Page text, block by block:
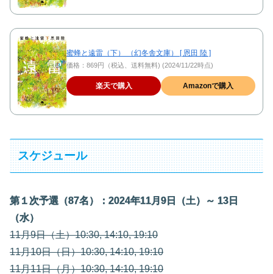
蜜蜂と遠雷（下） （幻冬舎文庫） [ 恩田 陸 ]
価格：869円（税込、送料無料) (2024/11/22時点)
楽天で購入 Amazonで購入
スケジュール
第１次予選（87名）：2024年11月9日（土）～ 13日
（水）
11月9日（土）10:30, 14:10, 19:10
11月10日（日）10:30, 14:10, 19:10
11月11日（月）10:30, 14:10, 19:10